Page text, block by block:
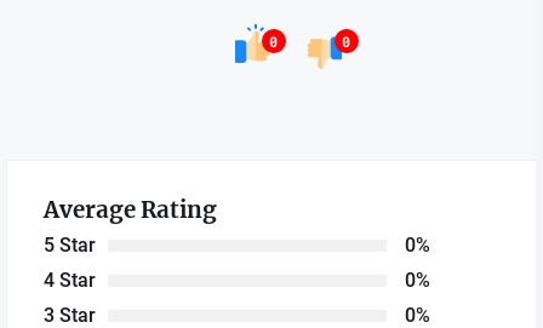
0 0
Average Rating
5 Star
0%
4 Star
0%
3 Star
0%